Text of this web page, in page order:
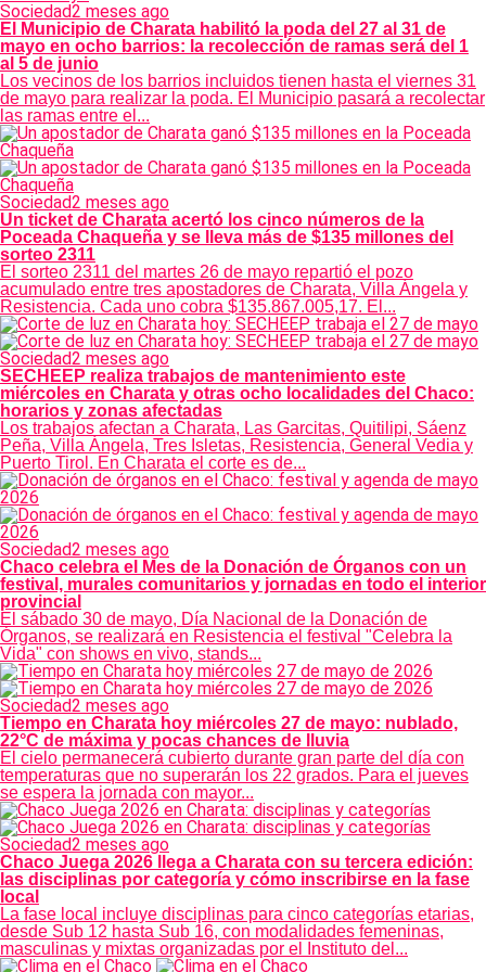
Sociedad2 meses ago
El Municipio de Charata habilitó la poda del 27 al 31 de
mayo en ocho barrios: la recolección de ramas será del 1
al 5 de junio
Los vecinos de los barrios incluidos tienen hasta el viernes 31
de mayo para realizar la poda. El Municipio pasará a recolectar
las ramas entre el...
Sociedad2 meses ago
Un ticket de Charata acertó los cinco números de la
Poceada Chaqueña y se lleva más de $135 millones del
sorteo 2311
El sorteo 2311 del martes 26 de mayo repartió el pozo
acumulado entre tres apostadores de Charata, Villa Ángela y
Resistencia. Cada uno cobra $135.867.005,17. El...
Sociedad2 meses ago
SECHEEP realiza trabajos de mantenimiento este
miércoles en Charata y otras ocho localidades del Chaco:
horarios y zonas afectadas
Los trabajos afectan a Charata, Las Garcitas, Quitilipi, Sáenz
Peña, Villa Ángela, Tres Isletas, Resistencia, General Vedia y
Puerto Tirol. En Charata el corte es de...
Sociedad2 meses ago
Chaco celebra el Mes de la Donación de Órganos con un
festival, murales comunitarios y jornadas en todo el interior
provincial
El sábado 30 de mayo, Día Nacional de la Donación de
Órganos, se realizará en Resistencia el festival "Celebra la
Vida" con shows en vivo, stands...
Sociedad2 meses ago
Tiempo en Charata hoy miércoles 27 de mayo: nublado,
22°C de máxima y pocas chances de lluvia
El cielo permanecerá cubierto durante gran parte del día con
temperaturas que no superarán los 22 grados. Para el jueves
se espera la jornada con mayor...
Sociedad2 meses ago
Chaco Juega 2026 llega a Charata con su tercera edición:
las disciplinas por categoría y cómo inscribirse en la fase
local
La fase local incluye disciplinas para cinco categorías etarias,
desde Sub 12 hasta Sub 16, con modalidades femeninas,
masculinas y mixtas organizadas por el Instituto del...